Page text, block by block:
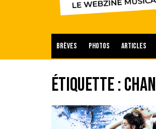
Brèves Photos Articles
Étiquette :